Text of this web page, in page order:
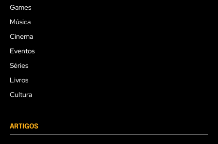
Games
Música
Cinema
Eventos
Séries
Livros
Cultura
ARTIGOS